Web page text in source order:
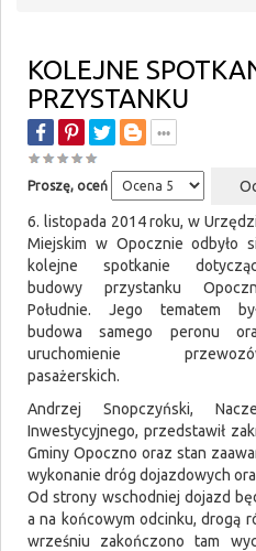
KOLEJNE
PRZYSTANKU
Proszę, oceń
6. listopada 2014 roku, w
Miejskim w Opocznie odbyło
kolejne spotkanie
budowy przystanku
Południe. Jego tematem
budowa samego peronu
uruchomienie
pasażerskich.
Andrzej Snopczyński,
Inwestycyjnego, przedstawił
Gminy Opoczno oraz stan
wykonanie dróg dojazdowych
Od strony wschodniej dojazd
a na końcowym odcinku, drogą
wrześniu zakończono tam